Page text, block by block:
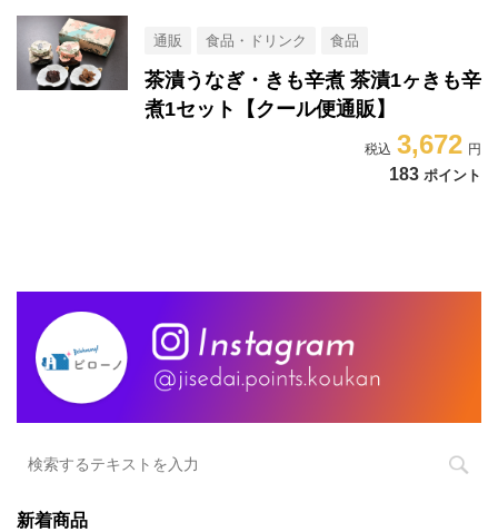
通販 食品・ドリンク 食品
茶漬うなぎ・きも辛煮 茶漬1ヶきも辛
煮1セット【クール便通販】
3,672
183 ポイント
新着商品